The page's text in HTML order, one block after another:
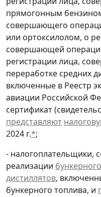
прямогонным
совершающего
или ортоксилолом, о
совершающей
регистрации лица,
переработке средних
включенные в Реестр
авиации Российской
сертификат
представляют
2024 г.*;
- налогоплательщики,
реализации
дистиллятов,
бункерного топлива, и